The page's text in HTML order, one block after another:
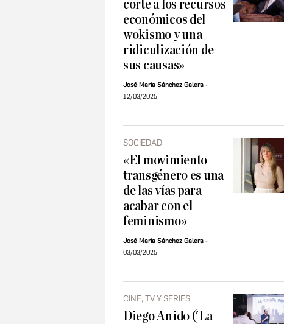
corte a los recursos
económicos del
wokismo y una
ridiculización de
sus causas»
José María Sánchez Galera
12/03/2025
SOCIEDAD
«El movimiento
transgénero es una
de las vías para
acabar con el
feminismo»
José María Sánchez Galera
03/03/2025
CINE, TV Y SERIES
Diego Anido ('La